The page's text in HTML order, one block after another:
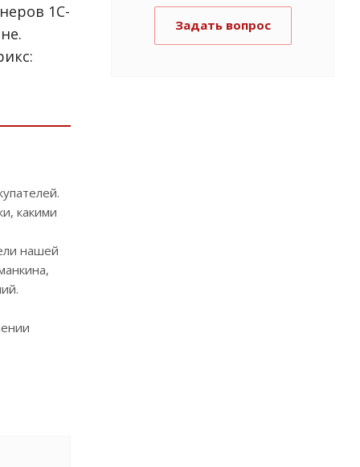
1С-
какими
нашей
Задать вопрос